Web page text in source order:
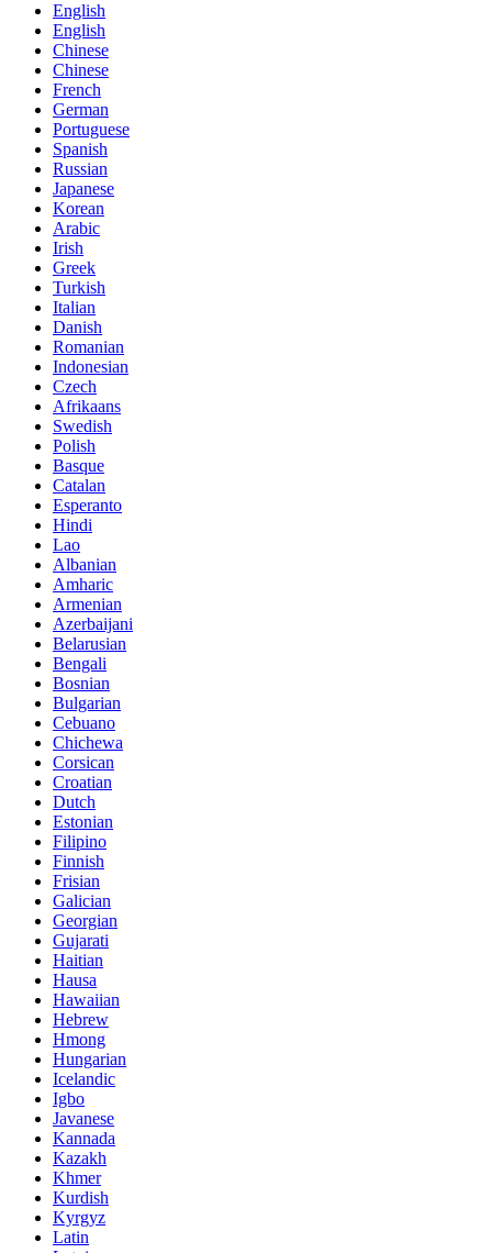
English
English
Chinese
Chinese
French
German
Portuguese
Spanish
Russian
Japanese
Korean
Arabic
Irish
Greek
Turkish
Italian
Danish
Romanian
Indonesian
Czech
Afrikaans
Swedish
Polish
Basque
Catalan
Esperanto
Hindi
Lao
Albanian
Amharic
Armenian
Azerbaijani
Belarusian
Bengali
Bosnian
Bulgarian
Cebuano
Chichewa
Corsican
Croatian
Dutch
Estonian
Filipino
Finnish
Frisian
Galician
Georgian
Gujarati
Haitian
Hausa
Hawaiian
Hebrew
Hmong
Hungarian
Icelandic
Igbo
Javanese
Kannada
Kazakh
Khmer
Kurdish
Kyrgyz
Latin